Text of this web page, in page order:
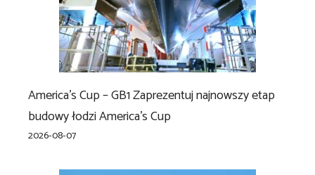
America’s Cup – GB1 Zaprezentuj najnowszy etap
budowy łodzi America’s Cup
2026-08-07